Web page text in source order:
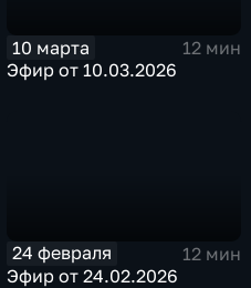
10 марта
12 мин
Эфир от 10.03.2026
24 февраля
12 мин
Эфир от 24.02.2026